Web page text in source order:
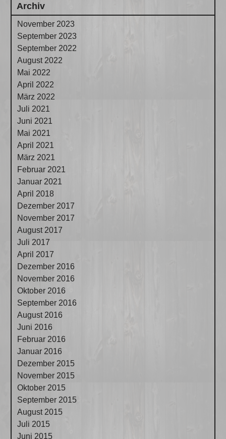
Archiv
November 2023
September 2023
September 2022
August 2022
Mai 2022
April 2022
März 2022
Juli 2021
Juni 2021
Mai 2021
April 2021
März 2021
Februar 2021
Januar 2021
April 2018
Dezember 2017
November 2017
August 2017
Juli 2017
April 2017
Dezember 2016
November 2016
Oktober 2016
September 2016
August 2016
Juni 2016
Februar 2016
Januar 2016
Dezember 2015
November 2015
Oktober 2015
September 2015
August 2015
Juli 2015
Juni 2015